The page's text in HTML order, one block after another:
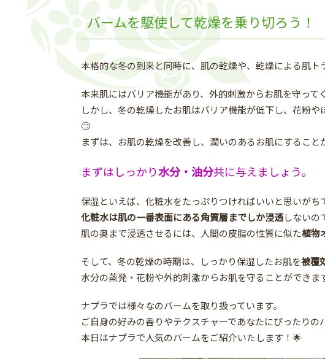
バームを駆使して乾燥を乗り切ろう！
本格的な冬の到来と同時に、肌の乾燥や、乾燥による肌ト
本来肌にはバリア機能があり、外的刺激からお肌を守って
しかし、冬の乾燥したお肌はバリア機能が低下し、花粉
🙄
まずは、お肌の乾燥を改善し、潤いのあるお肌にすること
まずはしっかり水分・油分共に与えましょう。
保湿といえば、化粧水をたっぷりつければいいと思いがち
化粧水は肌の一番表面にある角質層までしか浸透しないの
肌の奥まで浸透させるには、人間の皮脂の性質に似た植物
そして、冬の乾燥の時期は、しっかり保湿したお肌を被覆
水分の蒸発・花粉や外的刺激からお肌を守ることができま
ナプラでは様々なのバームを取り扱っています。
ご自身の好みの香りやテクスチャーであなたにぴったり
本日はナプラで人気のバームをご紹介いたします！🌟